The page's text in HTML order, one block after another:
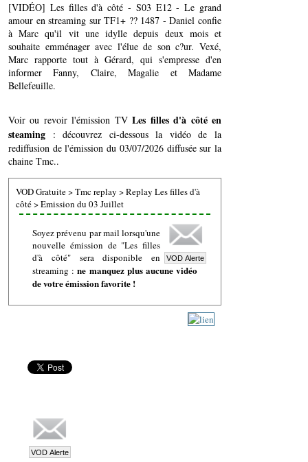
[VIDÉO] Les filles d'à côté - S03 E12 - Le grand
amour en streaming sur TF1+ ?? 1487 - Daniel confie
à Marc qu'il vit une idylle depuis deux mois et
souhaite emménager avec l'élue de son c?ur. Vexé,
Marc rapporte tout à Gérard, qui s'empresse d'en
informer Fanny, Claire, Magalie et Madame
Bellefeuille.
Voir ou revoir l'émission TVLes filles d'à côté en
steaming : découvrez ci-dessous la vidéo de la
rediffusion de l'émission du 03/07/2026 diffusée sur la
chaine Tmc..
VOD Gratuite>Tmc replay >Replay Les filles d'à
côté>Emission du 03 Juillet
Soyez prévenu par mail lorsqu'une
nouvelle émission de "Les filles
d'à côté" sera disponible en
streaming :ne manquez plus aucune vidéo
de votre émission favorite !